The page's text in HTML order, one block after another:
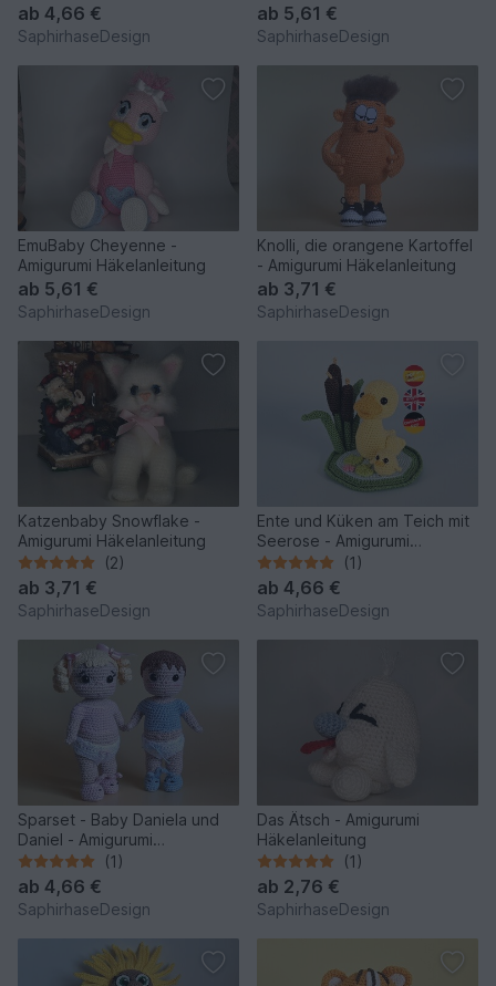
ab 4,66 €
SaphirhaseDesign
ab 5,61 €
SaphirhaseDesign
EmuBaby Cheyenne -
Amigurumi Häkelanleitung
ab 5,61 €
SaphirhaseDesign
Knolli, die orangene Kartoffel
- Amigurumi Häkelanleitung
ab 3,71 €
SaphirhaseDesign
Katzenbaby Snowflake -
Amigurumi Häkelanleitung
(2)
ab 3,71 €
SaphirhaseDesign
Ente und Küken am Teich mit
Seerose - Amigurumi
Häkelanleitung
(1)
ab 4,66 €
SaphirhaseDesign
Sparset - Baby Daniela und
Daniel - Amigurumi
Häkelanleitung
(1)
ab 4,66 €
SaphirhaseDesign
Das Ätsch - Amigurumi
Häkelanleitung
(1)
ab 2,76 €
SaphirhaseDesign